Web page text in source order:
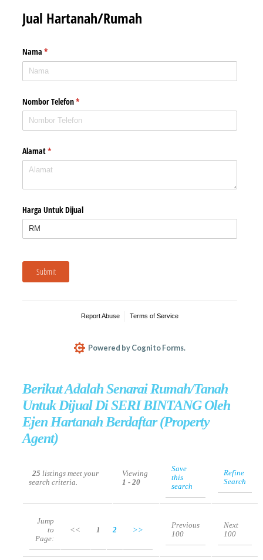
Berikut Adalah Senarai Rumah/Tanah
Untuk Dijual Di SERI BINTANG Oleh
Ejen Hartanah Berdaftar (Property
Agent)
25listings meet your
search criteria.
Viewing
1 - 20
Save
this
search
Refine
Search
Jump
to
Page:
<< 1 2 >>
Previous
100
Next
100